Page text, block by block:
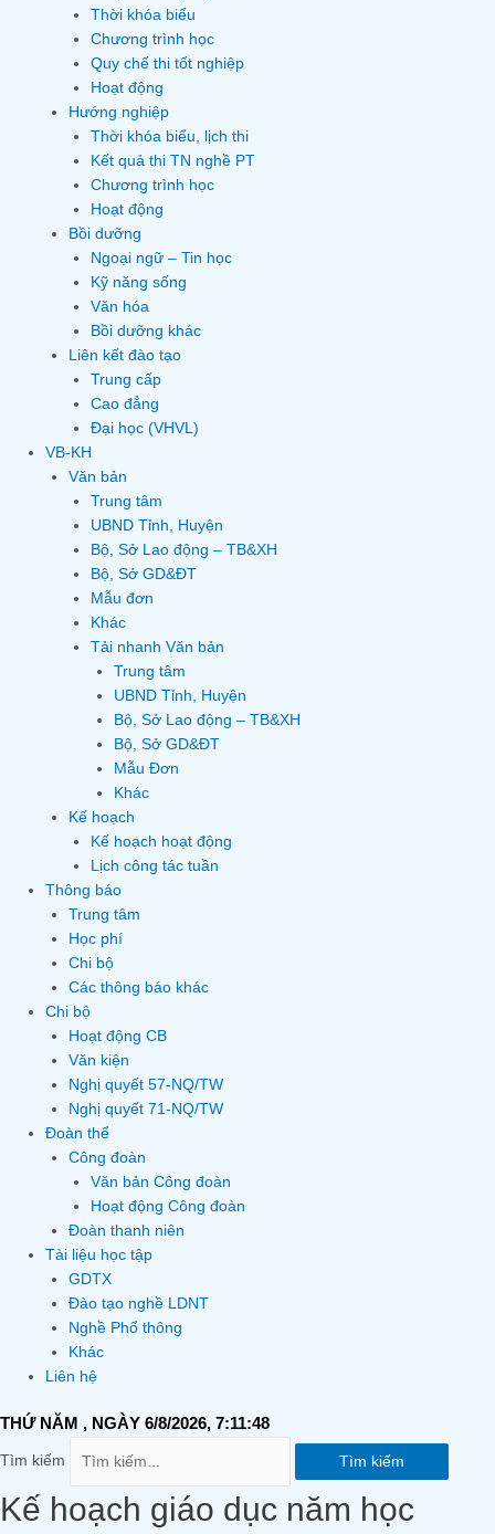
Thời khóa biểu
Chương trình học
Quy chế thi tốt nghiệp
Hoạt động
Hướng nghiệp
Thời khóa biểu, lịch thi
Kết quả thi TN nghề PT
Chương trình học
Hoạt động
Bồi dưỡng
Ngoại ngữ – Tin học
Kỹ năng sống
Văn hóa
Bồi dưỡng khác
Liên kết đào tạo
Trung cấp
Cao đẳng
Đại học (VHVL)
VB-KH
Văn bản
Trung tâm
UBND Tỉnh, Huyện
Bộ, Sở Lao động – TB&XH
Bộ, Sở GD&ĐT
Mẫu đơn
Khác
Tải nhanh Văn bản
Trung tâm
UBND Tỉnh, Huyện
Bộ, Sở Lao động – TB&XH
Bộ, Sở GD&ĐT
Mẫu Đơn
Khác
Kế hoạch
Kế hoạch hoạt động
Lịch công tác tuần
Thông báo
Trung tâm
Học phí
Chi bộ
Các thông báo khác
Chi bộ
Hoạt động CB
Văn kiện
Nghị quyết 57-NQ/TW
Nghị quyết 71-NQ/TW
Đoàn thể
Công đoàn
Văn bản Công đoàn
Hoạt động Công đoàn
Đoàn thanh niên
Tài liệu học tập
GDTX
Đào tạo nghề LDNT
Nghề Phổ thông
Khác
Liên hệ
THỨ NĂM , NGÀY 6/8/2026, 7:11:48
Tìm kiếm Tìm kiếm
Kế hoạch giáo dục năm học